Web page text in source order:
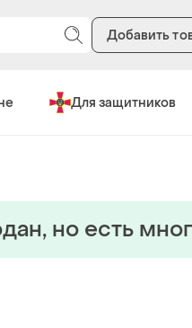
Добавить
Для защитников
но есть